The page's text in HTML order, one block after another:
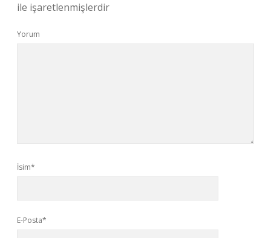
ile işaretlenmişlerdir
Yorum
İsim*
E-Posta*